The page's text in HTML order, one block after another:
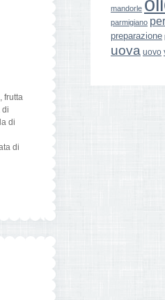
frutta
di
di
di
mandorle
parmigiano
preparazione
uova uovo